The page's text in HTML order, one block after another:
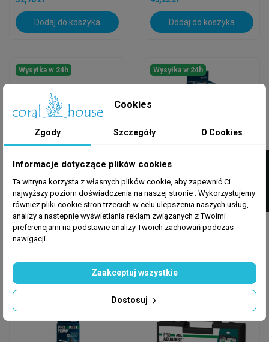
Dodaj do koszyka Dodaj do koszyka
Wysyłka w 24h
JBL
JBL OUTSET Wide
16/22 Wylot + Dysza
48,70 zł
Dodaj do koszyka
Wysyłka w 24h
JBL
JBL PROTEMP E500
GRZAŁKA
PRZEPŁYWOWA
Dodaj do koszyka
Wysyłka w 24h Wysyłka w 24h
Cookies
Zgody Szczegóły O Cookies
Informacje dotyczące plików cookies
Ta witryna korzysta z własnych plików cookie, aby zapewnić Ci
najwyższy poziom doświadczenia na naszej stronie . Wykorzystujemy
również pliki cookie stron trzecich w celu ulepszenia naszych usług,
analizy a nastepnie wyświetlania reklam związanych z Twoimi
preferencjami na podstawie analizy Twoich zachowań podczas
nawigacji.
Dostosuj
Zaakceptuj wszystkie